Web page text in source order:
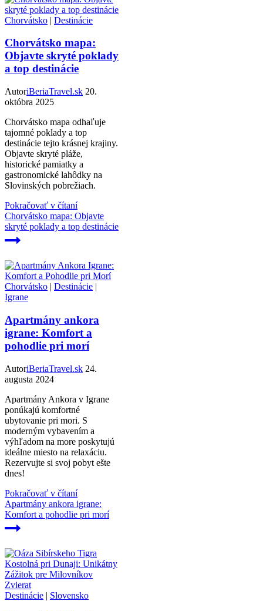
Chorvátsko | Destinácie
Chorvátsko mapa:
Objavte skryté poklady
a top destinácie
AutoriBeriaTravel.sk 20.
októbra 2025
Chorvátsko mapa odhaľuje
tajomné poklady a top
destinácie tejto krásnej krajiny.
Objavte skryté pláže,
historické pamiatky a
gastronomické lahôdky na
Slovinských pobrežiach.
Pokračovať v čítaní
Chorvátsko mapa: Objavte
skryté poklady a top destinácie
Chorvátsko | Destinácie |
Igrane
Apartmány ankora
igrane: Komfort a
pohodlie pri morí
AutoriBeriaTravel.sk 24.
augusta 2024
Apartmány Ankora v Igrane
ponúkajú komfortné
ubytovanie pri mori. S
moderným vybavením a
výhľadom na more poskytujú
ideálne miesto na relaxáciu.
Rezervujte si svoj pobyt ešte
dnes!
Pokračovať v čítaní
Apartmány ankora igrane:
Komfort a pohodlie pri morí
Destinácie | Slovensko